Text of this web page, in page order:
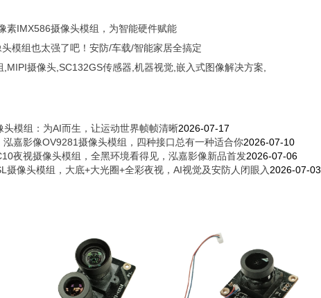
素IMX586摄像头模组，为智能硬件赋能
模组也太强了吧！安防/车载/智能家居全搞定
,MIPI摄像头,SC132GS传感器,机器视觉,嵌入式图像解决方案,
模组：为AI而生，让运动世界帧帧清晰2026-07-17
嘉影像OV9281摄像头模组，四种接口总有一种适合你2026-07-10
夜视摄像头模组，全黑环境看得见，泓嘉影像新品首发2026-07-06
摄像头模组，大底+大光圈+全彩夜视，AI视觉及安防人闭眼入2026-07-03